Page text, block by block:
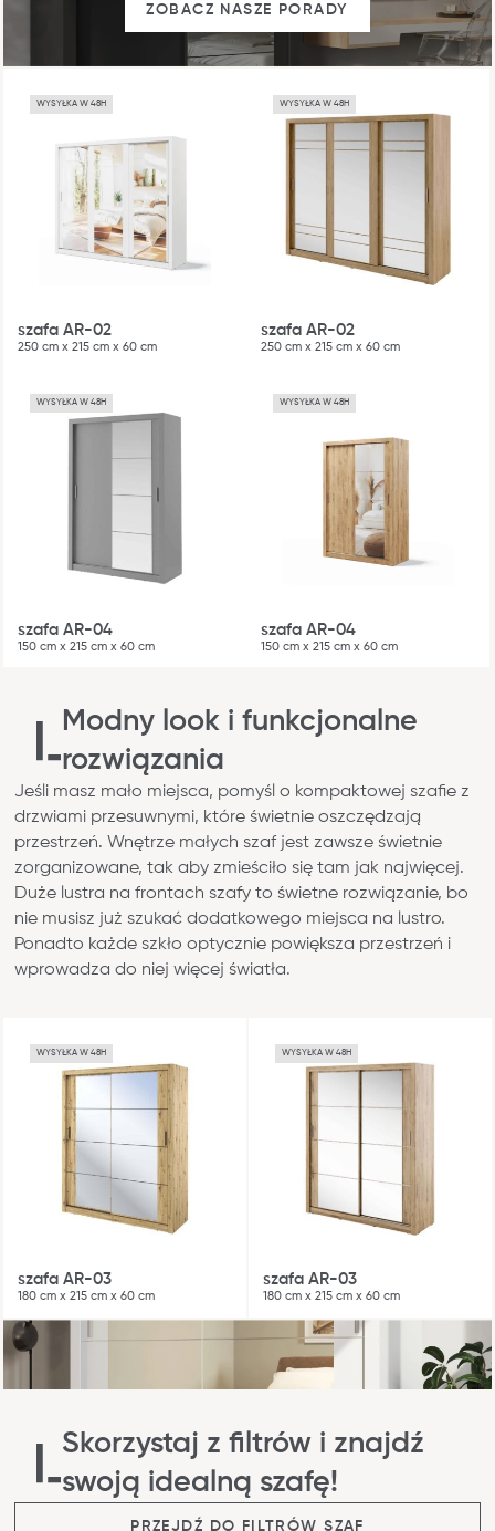
ZOBACZ NASZE PORADY
WYSYŁKA W 48H
szafa AR-02
250 cm x 215 cm x 60 cm
WYSYŁKA W 48H
szafa AR-02
250 cm x 215 cm x 60 cm
WYSYŁKA W 48H
szafa AR-04
150 cm x 215 cm x 60 cm
WYSYŁKA W 48H
szafa AR-04
150 cm x 215 cm x 60 cm
Modny look i funkcjonalne
rozwiązania
Jeśli masz mało miejsca, pomyśl o kompaktowej szafie z
drzwiami przesuwnymi, które świetnie oszczędzają
przestrzeń. Wnętrze małych szaf jest zawsze świetnie
zorganizowane, tak aby zmieściło się tam jak najwięcej.
Duże lustra na frontach szafy to świetne rozwiązanie, bo
nie musisz już szukać dodatkowego miejsca na lustro.
Ponadto każde szkło optycznie powiększa przestrzeń i
wprowadza do niej więcej światła.
WYSYŁKA W 48H
szafa AR-03
180 cm x 215 cm x 60 cm
WYSYŁKA W 48H
szafa AR-03
180 cm x 215 cm x 60 cm
Skorzystaj z filtrów i znajdź
swoją idealną szafę!
PRZEJDŹ DO FILTRÓW SZAF